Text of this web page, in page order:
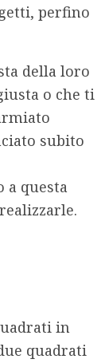
perfino
della loro
o che ti
subito
a questa
in
quadrati